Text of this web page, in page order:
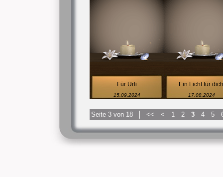
Für Urli
15.09.2024
Ein Licht für
17.08.2024
Seite 3 von 18 << < 1 2 3 4 5